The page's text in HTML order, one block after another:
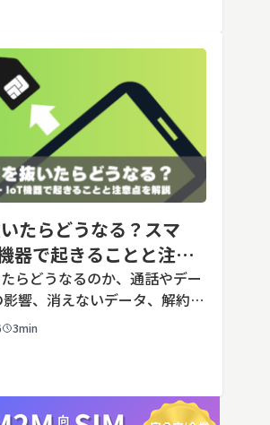
たらどうなる？スマ
器で起きることと注意
らどうなるのか、通話やデー
響、消えないデータ、解約や
注意点を整理。さらに法人・
3min